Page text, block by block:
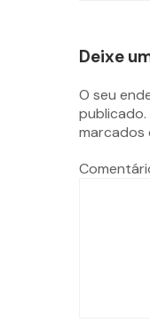
Deixe
O seu
publicado.
marcados